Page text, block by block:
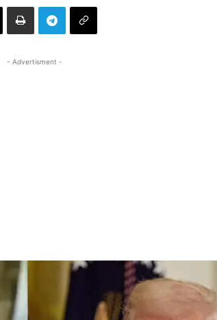
- Advertisment -